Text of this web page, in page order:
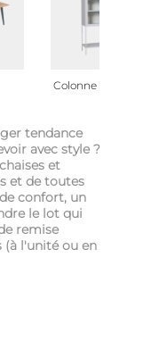
Colonne & vitrine
tendance
avec style ?
et
et de toutes
confort, un
le lot qui
remise
(à l'unité ou en